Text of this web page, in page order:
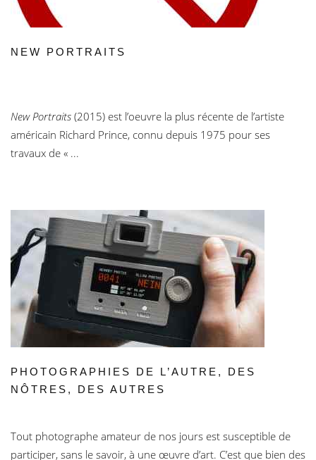
NEW PORTRAITS
New Portraits (2015) est l’oeuvre la plus récente de l’artiste
américain Richard Prince, connu depuis 1975 pour ses
travaux de « ...
PHOTOGRAPHIES DE L’AUTRE, DES
NÔTRES, DES AUTRES
Tout photographe amateur de nos jours est susceptible de
participer, sans le savoir, à une œuvre d’art. C’est que bien des